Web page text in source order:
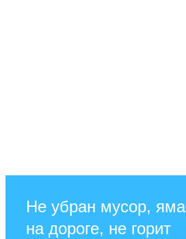
Не убран мусор, яма
на дороге, не горит